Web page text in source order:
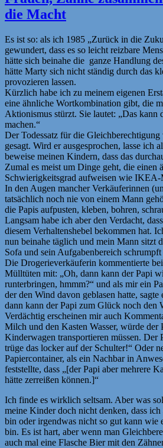
die Macht
Es ist so: als ich 1985 „Zurück in die
gewundert, dass es so leicht reizbare
hätte sich beinahe die ganze Handlung
hätte Marty sich nicht ständig durch das
provozieren lassen.
Kürzlich habe ich zu meinem eigenen
eine ähnliche Wortkombination gibt, die
Aktionismus stürzt. Sie lautet: „Das kann
machen.“
Der Todessatz für die
gesagt. Wird er ausgesprochen, lasse ich
beweise meinen Kindern, dass das
Zumal es meist um Dinge geht, die einen
Schwierigkeitsgrad aufweisen wie IKEA-
In den Augen mancher Verkäuferinnen
tatsächlich noch nie von einem Mann
die Papis aufpusten, kleben, bohren,
Langsam habe ich aber den Verdacht,
diesem Verhaltenshebel bekommen hat.
nun beinahe täglich und mein Mann sitzt
Sofa und sein Aufgabenbereich schrumpft
Die Drogerieverkäuferin kommentierte
Mülltüten mit: „Oh, dann kann der Papi
runterbringen, hmmm?“ und als mir ein
der den Wind davon geblasen hatte,
dann kann der Papi zum Glück noch den
Verdächtig erscheinen mir auch
Milch und den Kasten Wasser, würde der
Kinderwagen transportieren müssen. Der
trüge das locker auf der Schulter!“ Oder
Papiercontainer, als ein Nachbar in
feststellte, dass „[der Papi aber mehrere
hätte zerreißen können.]“
Ich finde es wirklich seltsam. Aber was
meine Kinder doch nicht denken, dass ich
bin oder irgendwas nicht so gut kann wie
bin. Es ist hart, aber wenn man
auch mal eine Flasche Bier mit den